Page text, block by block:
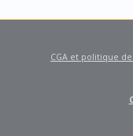
CGA et politique